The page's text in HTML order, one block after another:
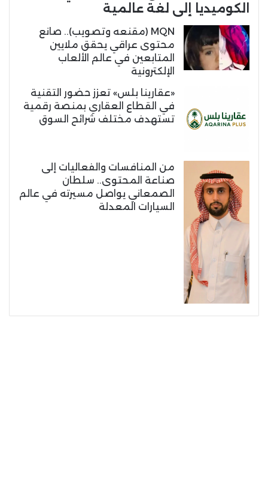
الكوميديا إلى لغة عالمية
MQN (مقنعه وتصويب).. صانع
محتوى عراقي يحقق ملايين
المتابعين في عالم الألعاب
الإلكترونية
«عقارينا بلس» تعزز حضور التقنية
في القطاع العقاري بمنصة رقمية
تستهدف مختلف شرائح السوق
من المنافسات والفعاليات إلى
صناعة المحتوى.. سلطان
الصمعاني يواصل مسيرته في عالم
السيارات المعدلة